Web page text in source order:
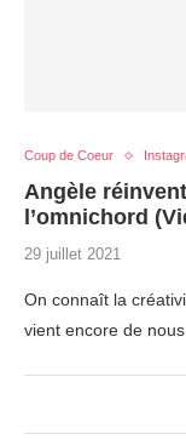
Coup de Coeur
Angèle
l’omnichord
29 juillet 2021
On connaît la
vient encore de